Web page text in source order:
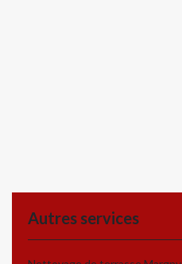
Autres services